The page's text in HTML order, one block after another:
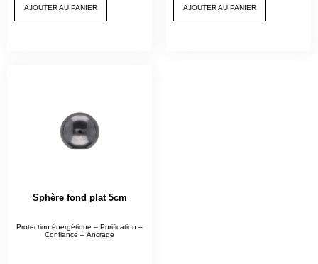
AJOUTER AU PANIER AJOUTER AU PANIER
Sphère fond plat 5cm
Protection énergétique – Purification –
Confiance – Ancrage